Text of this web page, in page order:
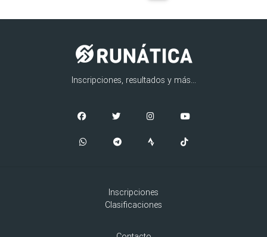
Inscripciones, resultados y más...
Inscripciones
Clasificaciones